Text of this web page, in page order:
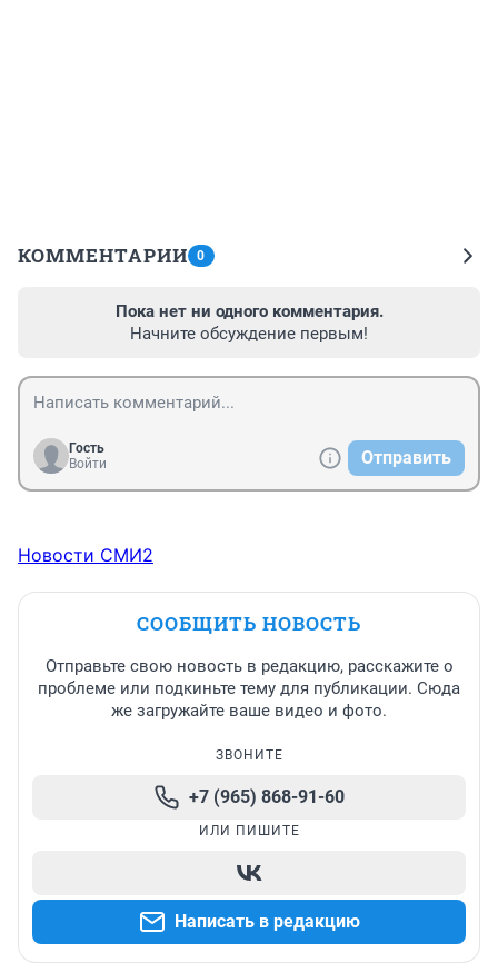
КОММЕНТАРИИ 0
Пока нет ни одного комментария.
Начните обсуждение первым!
Гость
Войти
Отправить
Новости СМИ2
СООБЩИТЬ НОВОСТЬ
Отправьте свою новость в редакцию, расскажите о
проблеме или подкиньте тему для публикации. Сюда
же загружайте ваше видео и фото.
ЗВОНИТЕ
+7 (965) 868-91-60
ИЛИ ПИШИТЕ
Написать в редакцию